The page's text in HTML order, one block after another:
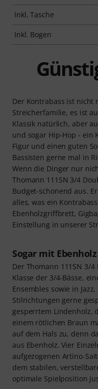
Inkl. Tasche
Inkl. Bogen
Der Kontrabass ist
Streicherfamilie, es ist
Klassik natürlich, aber
und sogar Hip-Hop - ein
Figur und einen guten
Bassisten gerne mal in
Wenn die Dinger nur
Thomann 111SN 3/4
Budget-schonend aus.
alles, was ein
Ebenholzgriffbrett,
Einstellung in unserer
Sogar mit Ebenholz
Der Thomann 111SN 3/
Klasse der 3/4-Bässe,
Ensembles sowie in
Stilrichtungen gerne
gesperrtem Lindenholz,
einem rötlichen Braun
auf dem Hals zu, denn
aus Ebenholz. Vier
aufgezogenen Artino-
dem stabilen,
optimale Spielposition